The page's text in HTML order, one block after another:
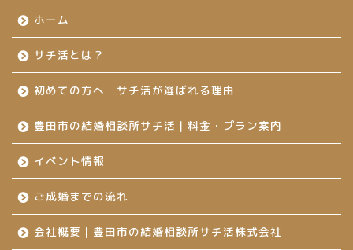
ホーム
サチ活とは？
初めての方へ サチ活が選ばれる理由
豊田市の結婚相談所サチ活｜料金・プラン案内
イベント情報
ご成婚までの流れ
会社概要｜豊田市の結婚相談所サチ活株式会社